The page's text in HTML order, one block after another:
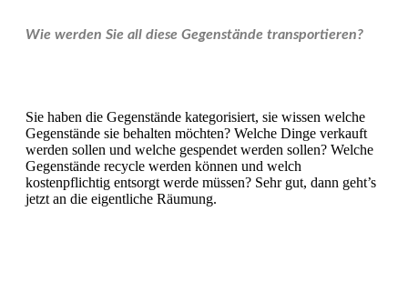
Wie werden Sie all diese Gegenstände transportieren?
Sie haben die Gegenstände kategorisiert, sie wissen welche
Gegenstände sie behalten möchten? Welche Dinge verkauft
werden sollen und welche gespendet werden sollen? Welche
Gegenstände recycle werden können und welch
kostenpflichtig entsorgt werde müssen? Sehr gut, dann geht’s
jetzt an die eigentliche Räumung.